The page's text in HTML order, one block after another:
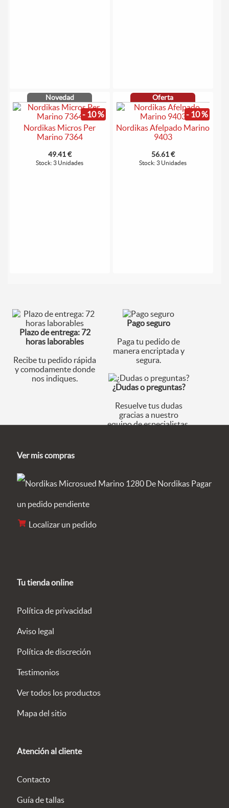
Novedad
- 10 %
Nordikas Micros Per
Marino 7364
49.41 €
Stock: 3 Unidades
Oferta
- 10 %
Nordikas Afelpado Marino
9403
56.61 €
Stock: 3 Unidades
Plazo de entrega: 72
horas laborables
Recibe tu pedido rápida
y comodamente donde
nos indiques.
Pago seguro
Paga tu pedido de
manera encriptada y
segura.
¿Dudas o preguntas?
Resuelve tus dudas
gracias a nuestro
equipo de especialistas.
Ver mis compras
Pagar
un pedido pendiente
Localizar un pedido
Tu tienda online
Política de privacidad
Aviso legal
Política de discreción
Testimonios
Ver todos los productos
Mapa del sitio
Atención al cliente
Contacto
Guía de tallas